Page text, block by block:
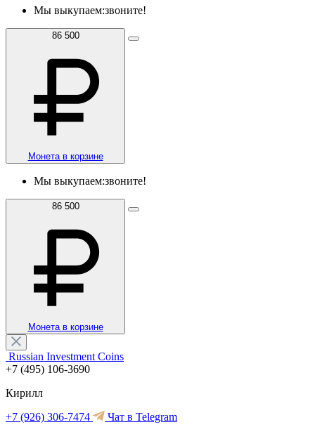
Мы выкупаем:звоните!
86 500
Монета в корзине
Мы выкупаем:звоните!
86 500
Монета в корзине
Russian Investment Coins
+7 (495) 106-3690
Кирилл
+7 (926) 306-7474
Чат в Telegram